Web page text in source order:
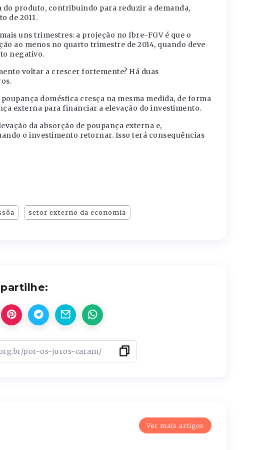
produto, contribuindo para reduzir a demanda,
de 2011.
uns trimestres: a projeção no Ibre-FGV é que o
ao menos no quarto trimestre de 2014, quando deve
negativo.
voltar a crescer fortemente? Há duas
doméstica cresça na mesma medida, de forma
externa para financiar a elevação do investimento.
da absorção de poupança externa e,
o investimento retornar. Isso terá consequências
setor externo da economia
Ver mais artigos